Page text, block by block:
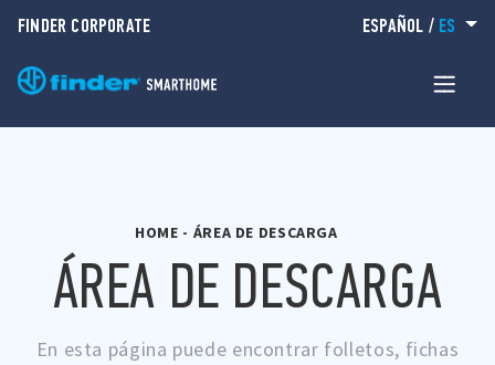
FINDER CORPORATE ESPAÑOL / ES
HOME - ÁREA DE DESCARGA
ÁREA DE DESCARGA
En esta página puede encontrar folletos, fichas